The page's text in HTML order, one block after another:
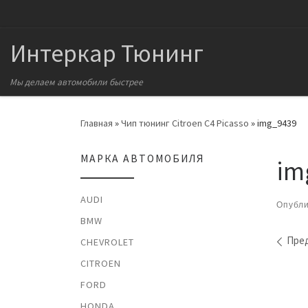
Интеркар Тюнинг
Мы делаем автомобили быстрее
Главная »Чип тюнинг Citroen C4 Picasso »img_9439
МАРКА АВТОМОБИЛЯ
AUDI
BMW
CHEVROLET
CITROEN
FORD